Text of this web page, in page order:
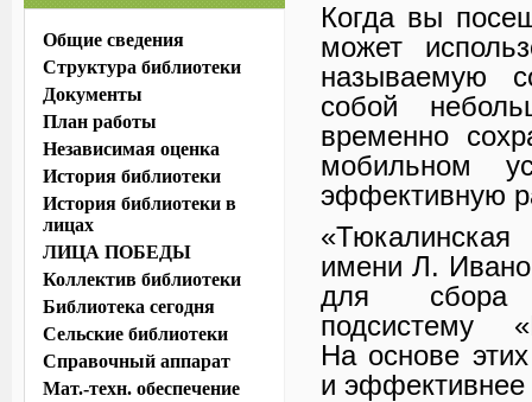
Когда вы
может
называемую
собой
временно
мобильном
эффективную
имени Л.
для сбора
подсистему
На основе
и эффективнее
Общие сведения
Структура библиотеки
Документы
План работы
Независимая оценка
История библиотеки
История библиотеки в
лицах
ЛИЦА ПОБЕДЫ
Коллектив библиотеки
Библиотека сегодня
Сельские библиотеки
Справочный аппарат
Мат.-техн. обеспечение